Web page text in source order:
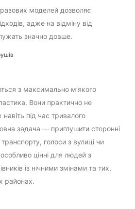
моделей дозволяє
адже на відміну від
значно довше.
з максимально м’якого
Вони практично не
під час тривалого
задача — приглушити сторонні
голоси з вулиці чи
цінні для людей з
із нічними змінами та тих,
районах.